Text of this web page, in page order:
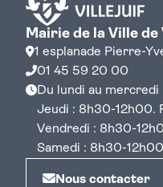
Mairie de la Ville
1 esplanade Pierre-
01 45 59 20 00
Du lundi au
Jeudi : 8h30-12h00.
Vendredi : 8h30-
Samedi : 8h30-12h00
Nous contacter